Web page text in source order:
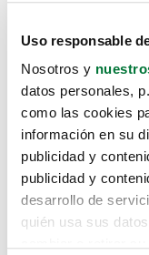
Uso responsable
Nosotros y
datos personales,
como las cookies
información en su
publicidad y
publicidad y
desarrollo de
quién usa sus
Lo
te hemos
Pero puedes
buscando en